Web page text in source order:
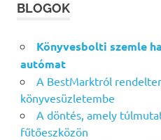
BLOGOK
Könyvesbolti szemle
autómat
A BestMarktról
könyvesüzletembe
A döntés, amely
fűtőeszközön